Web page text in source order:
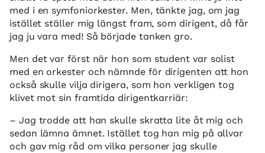
med i en symfoniorkester. Men, tänkte jag, om jag
istället ställer mig längst fram, som dirigent, då får
jag ju vara med! Så började tanken gro.
Men det var först när hon som student var solist
med en orkester och nämnde för dirigenten att hon
också skulle vilja dirigera, som hon verkligen tog
klivet mot sin framtida dirigentkarriär:
– Jag trodde att han skulle skratta lite åt mig och
sedan lämna ämnet. Istället tog han mig på allvar
och gav mig råd om vilka personer jag skulle